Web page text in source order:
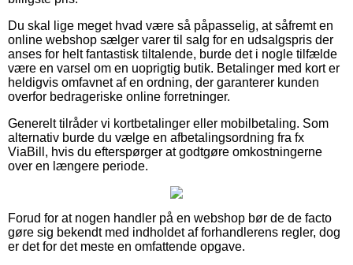
Du skal lige meget hvad være så påpasselig, at såfremt en
online webshop sælger varer til salg for en udsalgspris der
anses for helt fantastisk tiltalende, burde det i nogle tilfælde
være en varsel om en uoprigtig butik. Betalinger med kort er
heldigvis omfavnet af en ordning, der garanterer kunden
overfor bedrageriske online forretninger.
Generelt tilråder vi kortbetalinger eller mobilbetaling. Som
alternativ burde du vælge en afbetalingsordning fra fx
ViaBill, hvis du efterspørger at godtgøre omkostningerne
over en længere periode.
Forud for at nogen handler på en webshop bør de de facto
gøre sig bekendt med indholdet af forhandlerens regler, dog
er det for det meste en omfattende opgave.